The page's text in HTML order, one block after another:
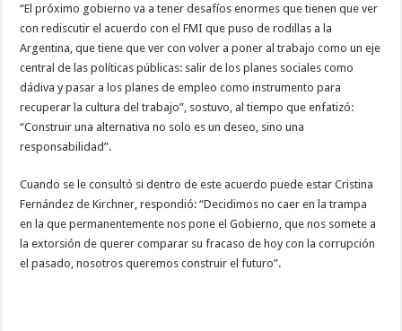
“El próximo gobierno va a tener desafíos enormes que tienen que ver
con rediscutir el acuerdo con el FMI que puso de rodillas a la
Argentina, que tiene que ver con volver a poner al trabajo como un eje
central de las políticas públicas: salir de los planes sociales como
dádiva y pasar a los planes de empleo como instrumento para
recuperar la cultura del trabajo”, sostuvo, al tiempo que enfatizó:
“Construir una alternativa no solo es un deseo, sino una
responsabilidad”.
Cuando se le consultó si dentro de este acuerdo puede estar Cristina
Fernández de Kirchner, respondió: “Decidimos no caer en la trampa
en la que permanentemente nos pone el Gobierno, que nos somete a
la extorsión de querer comparar su fracaso de hoy con la corrupción
el pasado, nosotros queremos construir el futuro”.